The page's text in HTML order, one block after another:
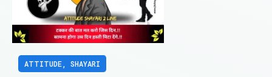
ATTITUDE SHAYARI